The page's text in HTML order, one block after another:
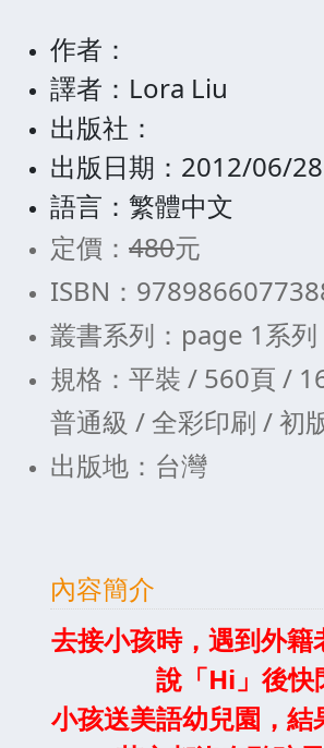
作者：
譯者：Lora Liu
出版社：
出版日期：2012/06/28
語言：繁體中文
定價： 480元
ISBN：
叢書系列：page 1系列
規格：平裝 / 560頁 /
普通級 / 全彩印刷 / 初
出版地：台灣
內容簡介
去接小孩時，遇到外籍
說「Hi」後快
小孩送美語幼兒園，結